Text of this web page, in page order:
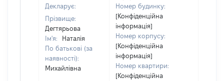
Декларує:
Прізвище:
Дегтярьова
Ім'я:
Наталія
По батькові (за
наявності):
Михайлівна
Номер будинку:
[Конфіденційна
інформація]
Номер корпусу:
[Конфіденційна
інформація]
Номер квартири:
[Конфіденційна